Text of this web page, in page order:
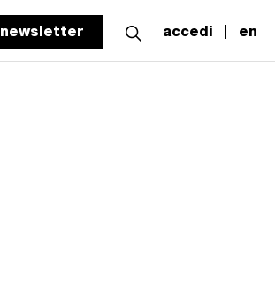
newsletter accedi en